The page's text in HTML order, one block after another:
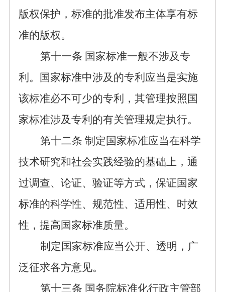
版权保护，标准的批准发布主体享有标
准的版权。
第十一条 国家标准一般不涉及专
利。
国家标准中涉及的专利应当是实施
该标准必不可少的专利，其管理按照国
家标准涉及专利的有关管理规定执行。
第十二条 制定国家标准应当在科学
技术研究和社会实践经验的基础上，通
过调查、论证、验证等方式，保证国家
标准的科学性、规范性、 适用性、时效
性，提高国家标准质量。
制定国家标准应当公开、透明，广
泛征求各方意见。
第十三条 国务院标准化行政主管部